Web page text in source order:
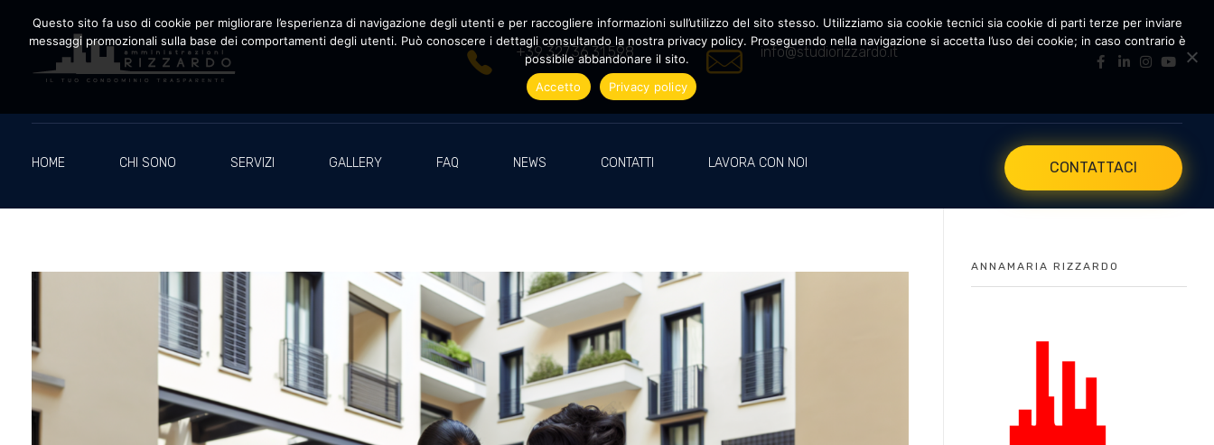
+39 327.36.31.598 info@studiorizzardo.it
HOME CHI SONO SERVIZI GALLERY FAQ NEWS CONTATTI LAVORA CON NOI CONTATTACI
ANNAMARIA RIZZARDO
Questo sito fa uso di cookie per migliorare l’esperienza di navigazione degli utenti e per raccogliere informazioni sull’utilizzo del sito stesso. Utilizziamo sia cookie tecnici sia cookie di parti terze per inviare
messaggi promozionali sulla base dei comportamenti degli utenti. Può conoscere i dettagli consultando la nostra privacy policy. Proseguendo nella navigazione si accetta l’uso dei cookie; in caso contrario è
possibile abbandonare il sito.
Accetto
Privacy policy